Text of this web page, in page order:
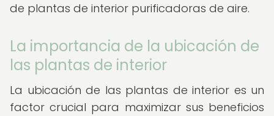
de plantas de interior purificadoras de aire.
La importancia de la ubicación de
las plantas de interior
La ubicación de las plantas de interior es un
factor crucial para maximizar sus beneficios